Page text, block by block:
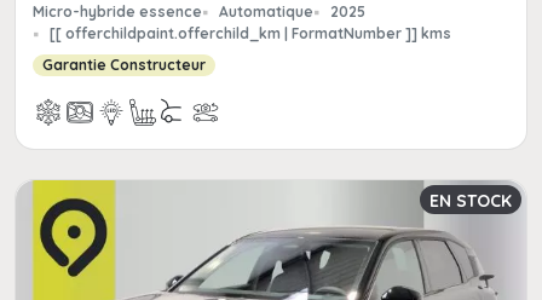
Micro-hybride essence Automatique
2025
[[ offerchildpaint.offerchild_km | FormatNumber ]] kms
Garantie Constructeur
EN STOCK